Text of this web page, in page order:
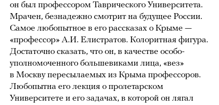
он был профессором Таврического Университета.
Мрачен, безнадежно смотрит на будущее России.
Самое любопытное в его рассказах о Крыме —
«профессор» А.И. Елистратов. Колоритная фигура.
Достаточно сказать, что он, в качестве особо-
уполномоченного большевиками лица, «вез»
в Москву пересылаемых из Крыма профессоров.
Любопытна его лекция о пролетарском
Университете и его задачах, в которой он лягал